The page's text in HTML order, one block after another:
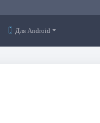
Для Android